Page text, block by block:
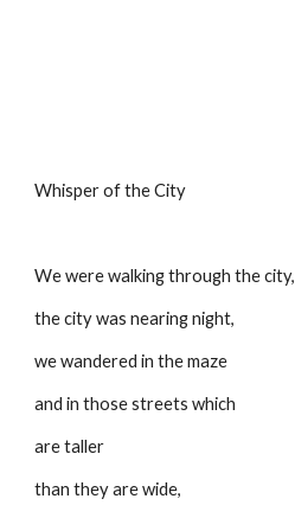
Whisper of the City
We were walking through the city,
the city was nearing night,
we wandered in the maze
and in those streets which
are taller
than they are wide,